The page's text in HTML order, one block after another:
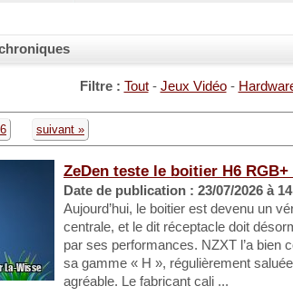
Filtre : Tout- Jeux Vidéo-
suivant »
ZeDen teste le boitier H6 RGB+
Date de publication : 23/07/2026 à
Aujourd’hui, le boitier est devenu un
centrale, et le dit réceptacle doit
par ses performances. NZXT l’a bien
sa gamme « H », régulièrement
agréable. Le fabricant cali ...